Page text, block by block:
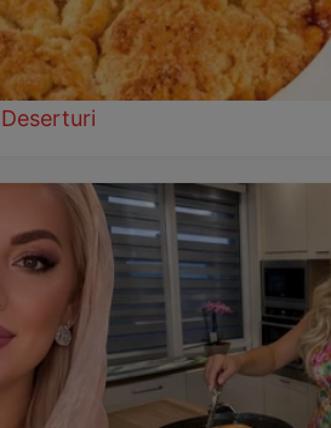
Deserturi